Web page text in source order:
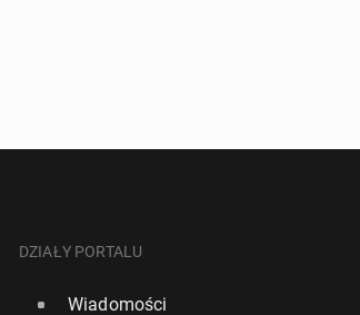
DZIAŁY PORTALU
Wiadomości